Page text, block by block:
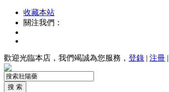
收藏本站
關注我們：
歡迎光臨本店，我們竭誠為您服務， 登錄 | 注冊 |